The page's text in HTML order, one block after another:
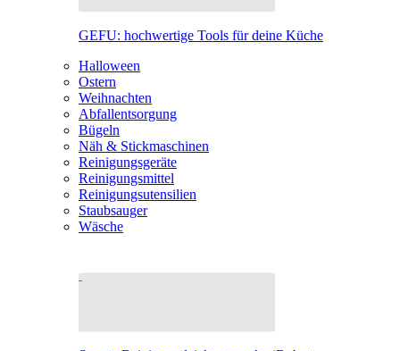
GEFU: hochwertige Tools für deine Küche
Halloween
Ostern
Weihnachten
Abfallentsorgung
Bügeln
Näh & Stickmaschinen
Reinigungsgeräte
Reinigungsmittel
Reinigungsutensilien
Staubsauger
Wäsche